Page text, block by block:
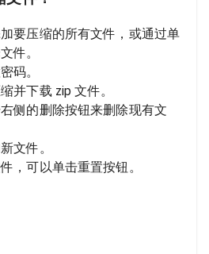
要压缩的所有文件，或通过单
件。
码。
并下载 zip 文件。
侧的删除按钮来删除现有文
文件。
，可以单击重置按钮。